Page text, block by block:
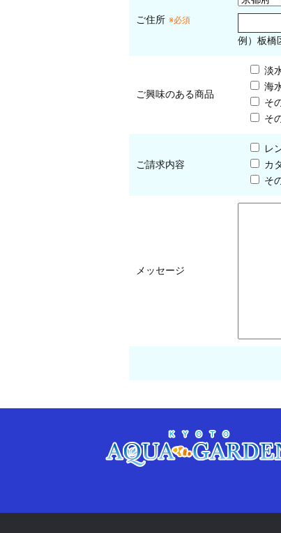
ご住所 ※必須
例）板橋
ご興味のある商品
淡
海
そ
そ
ご請求内容
レ
カ
そ
メッセージ